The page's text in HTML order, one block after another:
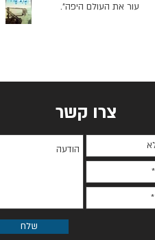
עור את העולם היפה".
צרו קשר
שלח